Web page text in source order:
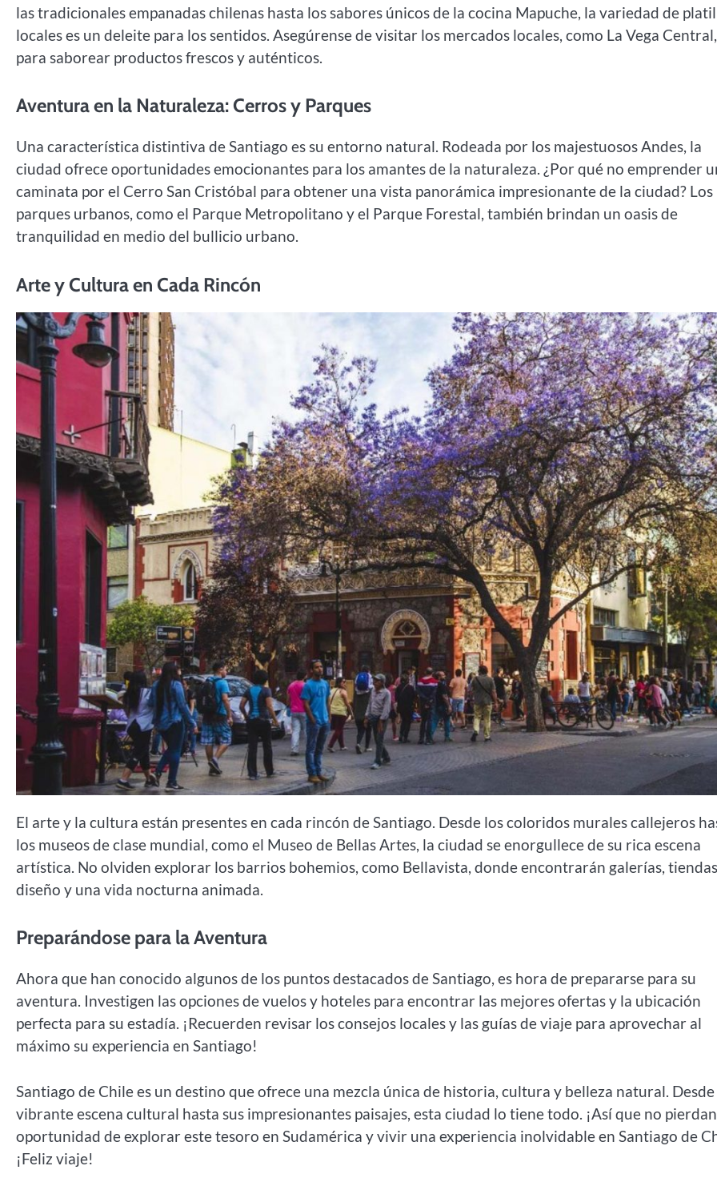
las tradicionales empanadas chilenas hasta los sabores únicos de la cocina Mapuche, la variedad de
locales es un deleite para los sentidos. Asegúrense de visitar los mercados locales, como La Vega Central,
para saborear productos frescos y auténticos.
Aventura en la Naturaleza: Cerros y Parques
Una característica distintiva de Santiago es su entorno natural. Rodeada por los majestuosos Andes, la
ciudad ofrece oportunidades emocionantes para los amantes de la naturaleza. ¿Por qué no emprender
caminata por el Cerro San Cristóbal para obtener una vista panorámica impresionante de la ciudad? Los
parques urbanos, como el Parque Metropolitano y el Parque Forestal, también brindan un oasis de
tranquilidad en medio del bullicio urbano.
Arte y Cultura en Cada Rincón
El arte y la cultura están presentes en cada rincón de Santiago. Desde los coloridos murales callejeros
los museos de clase mundial, como el Museo de Bellas Artes, la ciudad se enorgullece de su rica escena
artística. No olviden explorar los barrios bohemios, como Bellavista, donde encontrarán galerías,
diseño y una vida nocturna animada.
Preparándose para la Aventura
Ahora que han conocido algunos de los puntos destacados de Santiago, es hora de prepararse para su
aventura. Investigen las opciones de vuelos y hoteles para encontrar las mejores ofertas y la ubicación
perfecta para su estadía. ¡Recuerden revisar los consejos locales y las guías de viaje para aprovechar al
máximo su experiencia en Santiago!
Santiago de Chile es un destino que ofrece una mezcla única de historia, cultura y belleza natural. Desde
vibrante escena cultural hasta sus impresionantes paisajes, esta ciudad lo tiene todo. ¡Así que no
oportunidad de explorar este tesoro en Sudamérica y vivir una experiencia inolvidable en Santiago de
¡Feliz viaje!